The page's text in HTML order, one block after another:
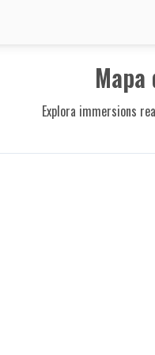
Explora immersions